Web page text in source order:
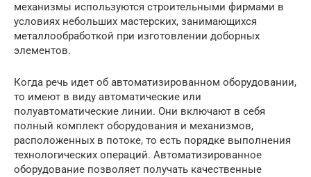
механизмы используются строительными фирмами в
условиях небольших мастерских, занимающихся
металлообработкой при изготовлении доборных
элементов.
Когда речь идет об автоматизированном оборудовании,
то имеют в виду автоматические или
полуавтоматические линии. Они включают в себя
полный комплект оборудования и механизмов,
расположенных в потоке, то есть порядке выполнения
технологических операций. Автоматизированное
оборудование позволяет получать качественные